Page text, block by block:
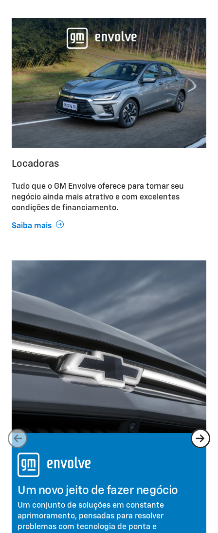
Locadoras
Tudo que o GM Envolve oferece para tornar seu
negócio ainda mais atrativo e com excelentes
condições de financiamento.
Saiba mais
Um novo jeito de fazer negócio
Um conjunto de soluções em constante
aprimoramento, pensadas para resolver
problemas com tecnologia de ponta e